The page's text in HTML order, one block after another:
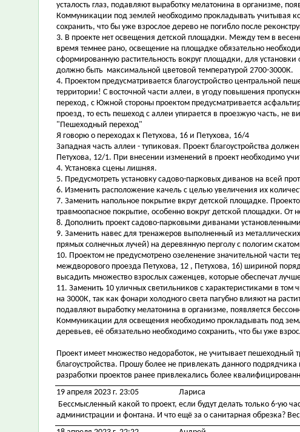
усталость глаз, подавляют выработку мелатонина в организме,
Коммуникации под землей необходимо прокладывать учитывая
сохранить, что бы уже взрослое дерево не погибло после
3. В проекте нет освещения детской площадки. Между тем в
время темнее рано, освещение на площадке обязательно
сформированную растительность вокруг площадки, для
должно быть максимальной цветовой температурой 2700-3000К.
4. Проектом предусматривается благоустройство центральной
территории! С восточной части аллеи, в угоду повышения
переход, с Южной стороны проектом предусматривается
проезд, то есть пешеход с аллеи упирается в проезжую часть,
"Пешеходный переход"
Я говорю о переходах к Петухова, 16 и Петухова, 16/4
Западная часть аллеи - тупиковая. Проект благоустройства
Петухова, 12/1. При внесении изменений в проект необходимо
4. Установка сцены лишняя.
5. Предусмотреть установку садово-парковых диванов на всей
6. Изменить расположение качель с целью увеличения их
7. Заменить напольное покрытие вкруг детской площадке.
травмоопасное покрытие, особенно вокруг детской площадки. От
8. Дополнить проект садово-парковыми диванами
9. Заменить навес для тренажеров выполненный из
прямых солнечных лучей) на деревянную перголу с пологим
10. Проектом не предусмотрено озеленение значительной части
междворового проезда Петухова, 12 , Петухова, 16) шириной
высадить множество взрослых саженцев, которые обеспечат
11. Заменить 10 уличных светильников с характеристиками в том
на 3000К, так как фонари холодного света пагубно влияют на
подавляют выработку мелатонина в организме, появляется
Коммуникации для освещения необходимо прокладывать под
деревьев, её обязательно необходимо сохранить, что бы уже
Проект имеет множество недоработок, не учитывает
благоустройства. Прошу более не привлекать данного
разработки проектов ранее привлекались более
19 апреля 2023 г. 23:05
Лариса
Бессмысленный какой то проект, если будут делать только 6-ую
администрации и фонтана. И что ещё за о санитарная обрезка?